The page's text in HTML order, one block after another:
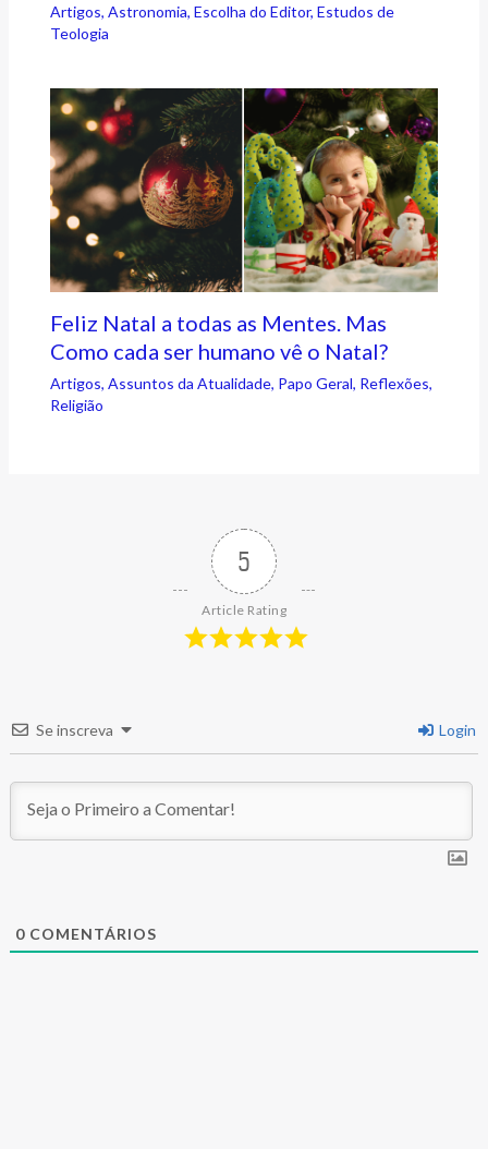
Artigos, Astronomia, Escolha do Editor, Estudos de
Teologia
Feliz Natal a todas as Mentes. Mas
Como cada ser humano vê o Natal?
Artigos, Assuntos da Atualidade, Papo Geral, Reflexões,
Religião
5
Article Rating
Se inscreva Login
0 COMENTÁRIOS